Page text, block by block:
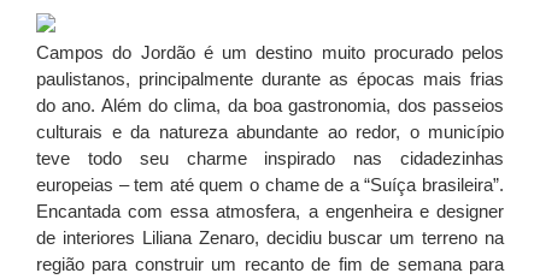
Campos do Jordão é um destino muito procurado pelos
paulistanos, principalmente durante as épocas mais frias
do ano. Além do clima, da boa gastronomia, dos passeios
culturais e da natureza abundante ao redor, o município
teve todo seu charme inspirado nas cidadezinhas
europeias – tem até quem o chame de a “Suíça brasileira”.
Encantada com essa atmosfera, a engenheira e designer
de interiores Liliana Zenaro, decidiu buscar um terreno na
região para construir um recanto de fim de semana para